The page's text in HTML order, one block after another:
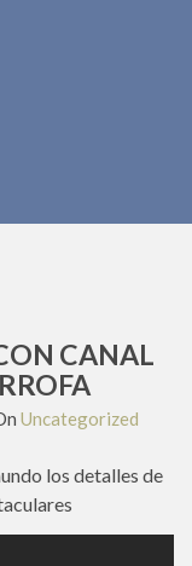
CANAL
Uncategorized
los detalles de